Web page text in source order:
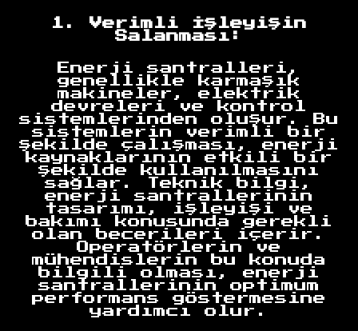
1. Verimli İşleyişin
Salanması:
Enerji santralleri,
genellikle karmaşık
makineler, elektrik
devreleri ve kontrol
sistemlerinden oluşur. Bu
sistemlerin verimli bir
şekilde çalışması, enerji
kaynaklarının etkili bir
şekilde kullanılmasını
sağlar. Teknik bilgi,
enerji santrallerinin
tasarımı, işleyişi ve
bakımı konusunda gerekli
olan becerileri içerir.
Operatörlerin ve
mühendislerin bu konuda
bilgili olması, enerji
santrallerinin optimum
performans göstermesine
yardımcı olur.